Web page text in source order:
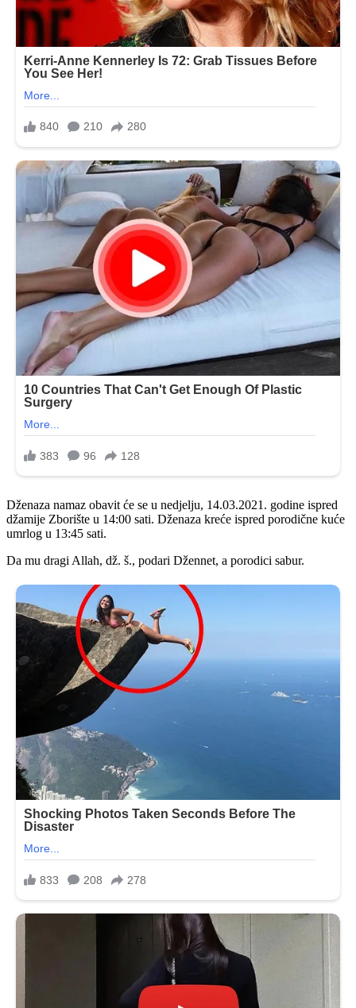
Dženaza namaz obavit će se u nedjelju, 14.03.2021. godine ispred
džamije Zborište u 14:00 sati. Dženaza kreće ispred porodične kuće
umrlog u 13:45 sati.
Da mu dragi Allah, dž. š., podari Džennet, a porodici sabur.